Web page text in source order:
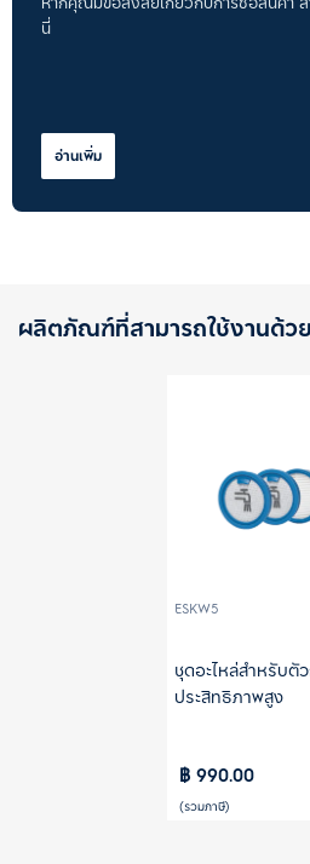
นี่
อ่านเพิ่ม
ผลิตภัณฑ์ที่สามารถใช้งานด้ว
ESKW5
ชุดอะไหล่สำหรับตั
ประสิทธิภาพสูง
฿ 990.00
(รวมภาษี)